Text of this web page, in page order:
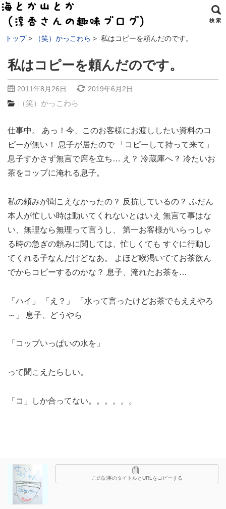
検 索
トップ （笑）かっこわら 私はコピーを頼んだのです。
私はコピーを頼んだのです。
2011年8月26日 2019年6月2日
（笑）かっこわら
仕事中。 あっ！今、このお客様にお渡ししたい資料のコ
ピーが無い！ 息子が居たので 「コピーして持って来て」
息子すかさず無言で席を立ち… え？ 冷蔵庫へ？ 冷たいお
茶をコップに淹れる息子。
私の頼みが聞こえなかったの？ 反抗しているの？ ふだん
本人が忙しい時は動いてくれないとはいえ 無言て事はな
い、無理なら無理って言うし、 第一お客様がいらっしゃ
る時の急ぎの頼みに関しては、忙しくても すぐに行動し
てくれる子なんだけどなあ。 よほど喉渇いててお茶飲ん
でからコピーするのかな？ 息子、淹れたお茶を…
「ハイ」 「え？」 「水って言ったけどお茶でもええやろ
～」 息子、どうやら
「コップいっぱいの水を」
って聞こえたらしい。
「コ」しか合ってない。。。。。。
この記事のタイトルとURLをコピーする